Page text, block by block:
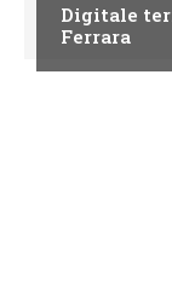
Digitale
Ferrara